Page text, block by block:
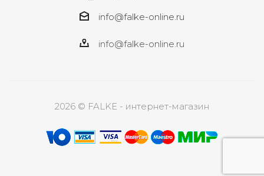
info@falke-online.ru
info@falke-online.ru
2026 © FALKE - интернет-магазин